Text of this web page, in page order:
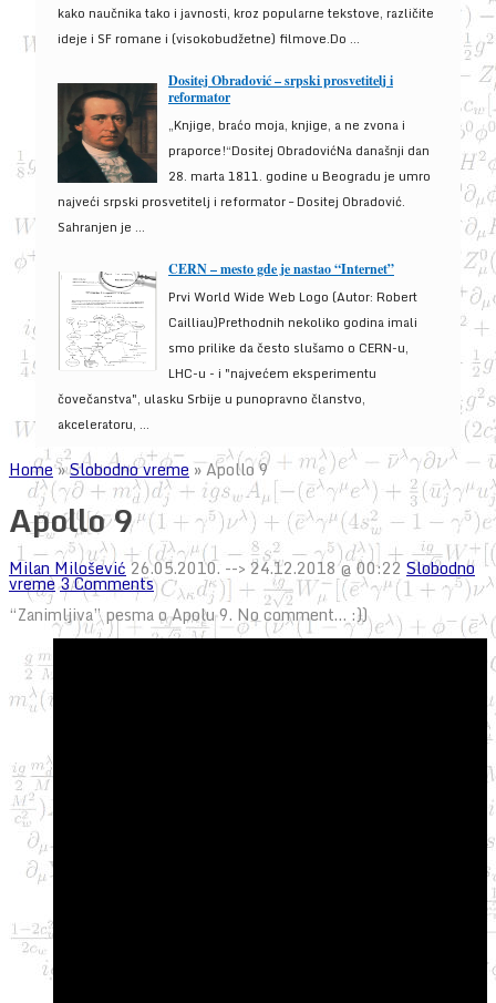
kako naučnika tako i javnosti, kroz popularne tekstove, različite
ideje i SF romane i (visokobudžetne) filmove.Do ...
Dositej Obradović – srpski prosvetitelj i
reformator
„Knjige, braćo moja, knjige, a ne zvona i
praporce!“Dositej ObradovićNa današnji dan
28. marta 1811. godine u Beogradu je umro
najveći srpski prosvetitelj i reformator – Dositej Obradović.
Sahranjen je ...
CERN – mesto gde je nastao “Internet”
Prvi World Wide Web Logo (Autor: Robert
Cailliau)Prethodnih nekoliko godina imali
smo prilike da često slušamo o CERN-u,
LHC-u - i "najvećem eksperimentu
čovečanstva", ulasku Srbije u punopravno članstvo,
akceleratoru, ...
Home»Slobodno vreme »Apollo 9
Apollo 9
Milan Milošević 26.05.2010. --> 24.12.2018 @ 00:22 Slobodno
vreme3 Comments
“Zanimljiva” pesma o Apolu 9. No comment… :))